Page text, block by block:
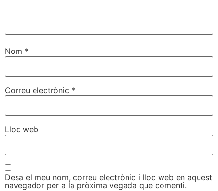
Nom *
Correu electrònic *
Lloc web
Desa el meu nom, correu electrònic i lloc web en aquest
navegador per a la pròxima vegada que comenti.